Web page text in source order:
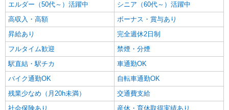
エルダー（50代～）活躍中
シニア（60代～）活躍中
高収入・高額
ボーナス・賞与あり
昇給あり
完全週休2日制
フルタイム歓迎
禁煙・分煙
駅直結・駅チカ
車通勤OK
バイク通勤OK
自転車通勤OK
残業少なめ（月20h未満）
交通費支給
社会保険あり
産休・育休取得実績あり